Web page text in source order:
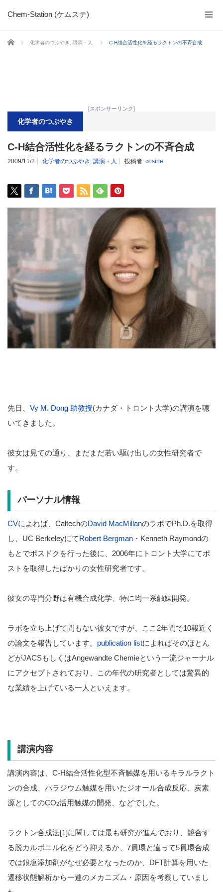
Chem-Station (ケムステ)
ホーム 化学者のつぶやき 講演・人 C-H結合活性化を経るラクトンの不斉合成
[スポンサーリンク]
化学者のつぶやき
C-H結合活性化を経るラクトンの不斉合成
2009/11/2 化学者のつぶやき , 講演・人 投稿者: cosine
先日、 Vy M. Dong 助教授(カナダ・トロント大学)の講演を聴
いてきました。
彼女は見ての通り、まだまだ若い駆け出しの女性研究者で
す。
パーソナル情報
CVによれば、CaltechのDavid MacMillanのラボでPh.D.を取得
し、UC BerkeleyにてRobert Bergman ・Kenneth Raymondの
もとでポスドクを行った後に、2006年にトロント大学にてポ
ストを取得したばかりの女性研究者です。
彼女の専門分野は有機合成化学、特に均一系触媒開発。
ラボを立ち上げて間もない彼女ですが、ここ2年間で10報近く
の論文を報告しています。 publication listによればそのほとん
どがJACSもしくはAngewandte Chemieという一流ジャーナル
にアクセプトされており、この年代の研究者としては驚異的
な業績を上げている一人といえます。
講演内容
講演内容は、C-H結合活性化型不斉触媒を用いるキラルラクト
ンの合成、パラジウム触媒を用いたジオール合成反応、炭素
源としてのCO2活用触媒の開発、などでした。
ラクトン合成法[1]に関しては最も研究が進んでおり、競合す
る脱カルボニル化をどう抑えるか、7員環と違って5員環合成
では銀塩添加剤がなぜ必要となったのか、DFT計算を用いた
遷移状態解析から一連のメカニズム・原因を考察していまし